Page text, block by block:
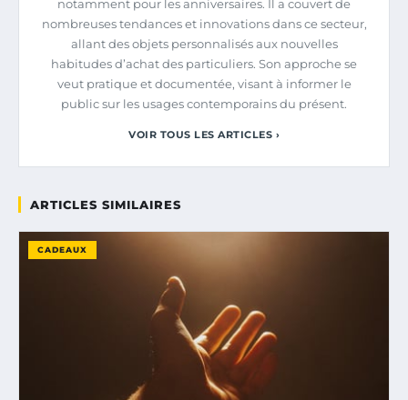
notamment pour les anniversaires. Il a couvert de
nombreuses tendances et innovations dans ce secteur,
allant des objets personnalisés aux nouvelles
habitudes d’achat des particuliers. Son approche se
veut pratique et documentée, visant à informer le
public sur les usages contemporains du présent.
VOIR TOUS LES ARTICLES ›
ARTICLES SIMILAIRES
CADEAUX